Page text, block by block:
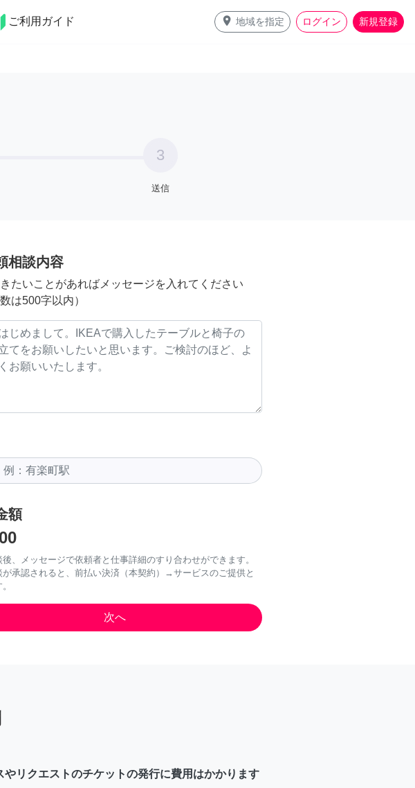
ご利用ガイド place 地域を指定 ログイン 新規登録
料理
3
送信
相談内容
たいことがあればメッセージを入れてください
数は500字以内）
額
、メッセージで依頼者と仕事詳細のすり合わせができます。
が承認されると、前払い決済（本契約）→サービスのご提供と
やリクエストのチケットの発行に費用はかかります